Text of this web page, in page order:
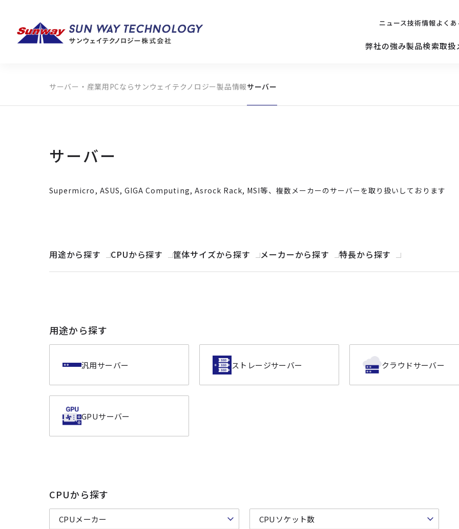
ニュース技術情報よく
弊社の強み製品検索
製品カテゴリから探す
メーカーから探す
サーバー
取扱
キッティング
サーバー・産業用PCならサンウェイテクノロジー製品情報サーバー
サーバー
Supermicro, ASUS, GIGA Computing, Asrock Rack, MSI等、複数メーカーのサーバーを取り扱いしております
用途から探す CPUから探す 筐体サイズから探す メーカーから探す 特長から探す
用途から探す
汎用サーバー ストレージサーバー クラウドサーバー
GPUサーバー
CPUから探す